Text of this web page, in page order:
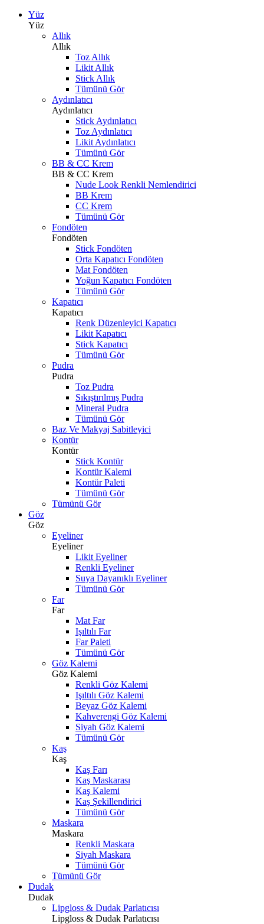
Yüz
Yüz
Allık
Allık
Toz Allık
Likit Allık
Stick Allık
Tümünü Gör
Aydınlatıcı
Aydınlatıcı
Stick Aydınlatıcı
Toz Aydınlatıcı
Likit Aydınlatıcı
Tümünü Gör
BB & CC Krem
BB & CC Krem
Nude Look Renkli Nemlendirici
BB Krem
CC Krem
Tümünü Gör
Fondöten
Fondöten
Stick Fondöten
Orta Kapatıcı Fondöten
Mat Fondöten
Yoğun Kapatıcı Fondöten
Tümünü Gör
Kapatıcı
Kapatıcı
Renk Düzenleyici Kapatıcı
Likit Kapatıcı
Stick Kapatıcı
Tümünü Gör
Pudra
Pudra
Toz Pudra
Sıkıştırılmış Pudra
Mineral Pudra
Tümünü Gör
Baz Ve Makyaj Sabitleyici
Kontür
Kontür
Stick Kontür
Kontür Kalemi
Kontür Paleti
Tümünü Gör
Tümünü Gör
Göz
Göz
Eyeliner
Eyeliner
Likit Eyeliner
Renkli Eyeliner
Suya Dayanıklı Eyeliner
Tümünü Gör
Far
Far
Mat Far
Işıltılı Far
Far Paleti
Tümünü Gör
Göz Kalemi
Göz Kalemi
Renkli Göz Kalemi
Işıltılı Göz Kalemi
Beyaz Göz Kalemi
Kahverengi Göz Kalemi
Siyah Göz Kalemi
Tümünü Gör
Kaş
Kaş
Kaş Farı
Kaş Maskarası
Kaş Kalemi
Kaş Şekillendirici
Tümünü Gör
Maskara
Maskara
Renkli Maskara
Siyah Maskara
Tümünü Gör
Tümünü Gör
Dudak
Dudak
Lipgloss & Dudak Parlatıcısı
Lipgloss & Dudak Parlatıcısı